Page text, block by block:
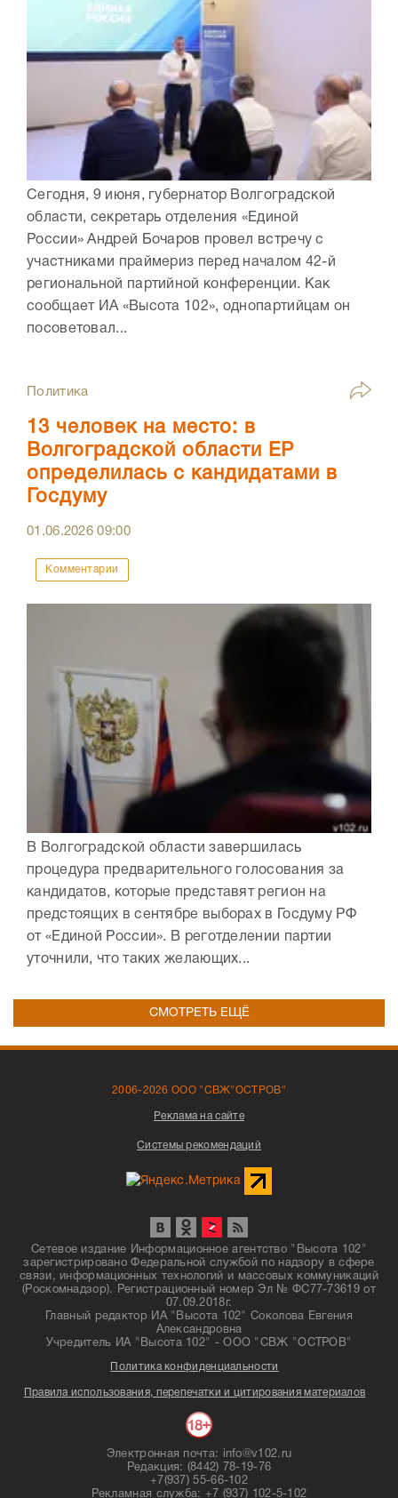
Сегодня, 9 июня, губернатор Волгоградской
области, секретарь отделения «Единой
России» Андрей Бочаров провел встречу с
участниками праймериз перед началом 42-й
региональной партийной конференции. Как
сообщает ИА «Высота 102», однопартийцам он
посоветовал...
Политика
13 человек на место: в
Волгоградской области ЕР
определилась с кандидатами в
Госдуму
01.06.202609:00
Комментарии
В Волгоградской области завершилась
процедура предварительного голосования за
кандидатов, которые представят регион на
предстоящих в сентябре выборах в Госдуму РФ
от «Единой России». В реготделении партии
уточнили, что таких желающих...
СМОТРЕТЬ ЕЩЁ
2006-2026 ООО "СВЖ"ОСТРОВ"
Реклама на сайте
Системы рекомендаций
Сетевое издание Информационное агентство "Высота 102"
зарегистрировано Федеральной службой по надзору в сфере
связи, информационных технологий и массовых коммуникаций
(Роскомнадзор). Регистрационный номер Эл № ФС77-73619 от
07.09.2018г.
Главный редактор ИА "Высота 102" Соколова Евгения
Александровна
Учредитель ИА "Высота 102" - ООО "СВЖ "ОСТРОВ"
Политика конфиденциальности
Правила использования, перепечатки и цитирования материалов
Электронная почта: info@v102.ru
Редакция: (8442) 78-19-76
+7(937) 55-66-102
Рекламная служба: +7 (937) 102-5-102